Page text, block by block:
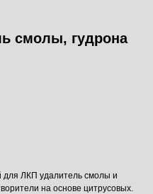
смолы, гудрона
ЛКП удалитель смолы и
на основе цитрусовых.